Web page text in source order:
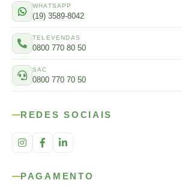
WHATSAPP
(19) 3589-8042
TELEVENDAS
0800 770 80 50
SAC
0800 770 70 50
REDES SOCIAIS
PAGAMENTO